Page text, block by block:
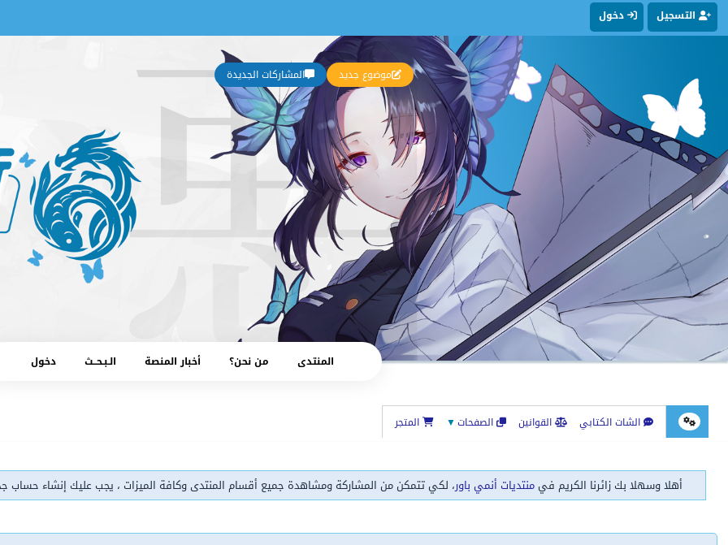
التسجيل دخول
المشاركات الجديدة موضوع جديد
المنتدى من نحن؟ أخبار المنصة الـبـحــث دخول
الشات الكتابي القوانين الصفحات▼ المتجر
أهلا وسهلا بك زائرنا الكريم فيمنتديات أنمي باور، لكي تتمكن من المشاركة ومشاهدة جميع أقسام المنتدى وكافة الميزات ، يجب عليك إنشاء حساب